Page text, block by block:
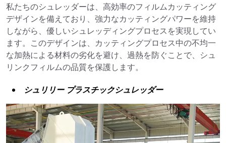
私たちのシュレッダーは、高効率のフィルムカッティング
デザインを備えており、強力なカッティングパワーを維持
しながら、優しいシュレッディングプロセスを実現してい
ます。このデザインは、カッティングプロセス中の不均一
な加熱による材料の劣化を避け、過熱を防ぐことで、シュ
リンクフィルムの品質を保護します。
シュリリー プラスチックシュレッダー